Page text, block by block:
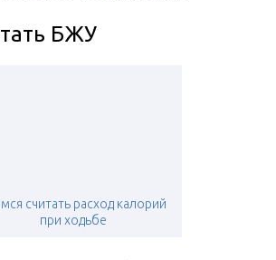
БЖУ
считать расход калорий
при ходьбе